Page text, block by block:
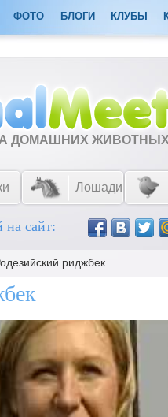
ФОТО БЛОГИ КЛУБЫ
ДОМАШНИХ
Лошади
на сайт:
риджбек